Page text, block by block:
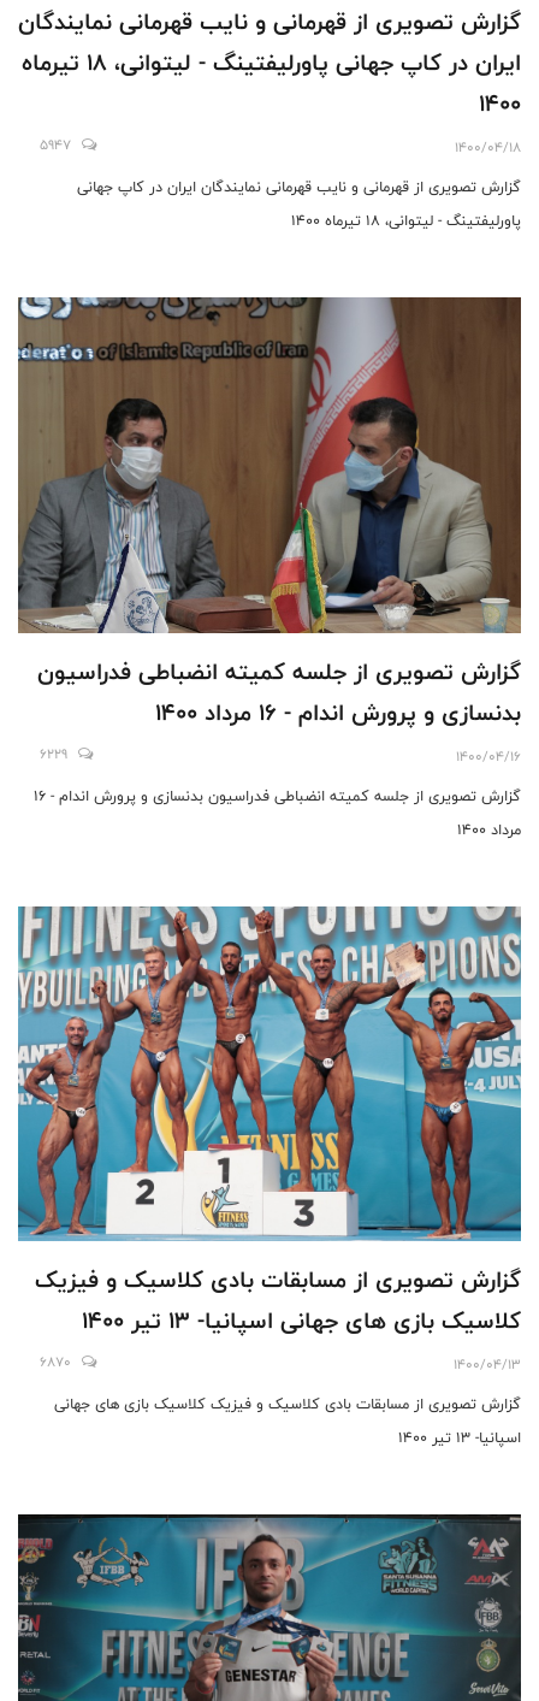
گزارش تصویری از قهرمانی و نایب قهرمانی نمایندگان
ایران در کاپ جهانی پاورلیفتینگ - لیتوانی، 18 تیرماه
1400
1400/04/18
5947
گزارش تصویری از قهرمانی و نایب قهرمانی نمایندگان ایران در کاپ جهانی
پاورلیفتینگ - لیتوانی، 18 تیرماه 1400
گزارش تصویری از جلسه کمیته انضباطی فدراسیون
بدنسازی و پرورش اندام - 16 مرداد 1400
1400/04/16
6229
گزارش تصویری از جلسه کمیته انضباطی فدراسیون بدنسازی و پرورش اندام - 16
مرداد 1400
گزارش تصویری از مسابقات بادی کلاسیک و فیزیک
کلاسیک بازی های جهانی اسپانیا- 13 تیر 1400
1400/04/13
6870
گزارش تصویری از مسابقات بادی کلاسیک و فیزیک کلاسیک بازی های جهانی
اسپانیا- 13 تیر 1400